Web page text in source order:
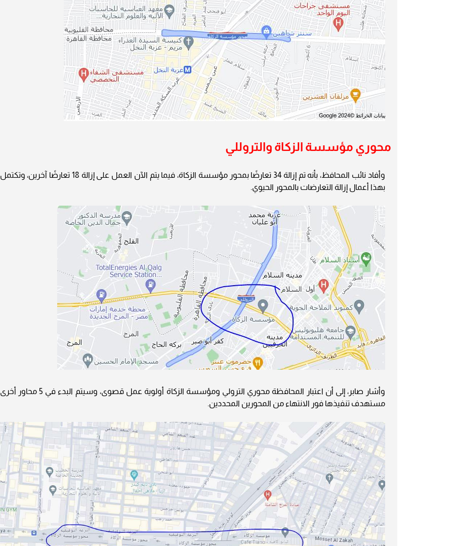
محوري مؤسسة الزكاة والتروللي
وأفاد نائب المحافظ، بأنه تم إزالة 34 تعارضًا بمحور مؤسسة الزكاة، فيما يتم الآن العمل على إزالة 18 تعارضًا آخرين، وتكتمل
بهذا أعمال إزالة التعارضات بالمحور الحيوي.
وأشار صابر، إلى أن اعتبار المحافظة محوري الترولي ومؤسسة الزكاة أولوية عمل قصوى، وسيتم البدء في 5 محاور أخرى
مستهدف تنفيذها فور الانتهاء من المحورين المحددين.